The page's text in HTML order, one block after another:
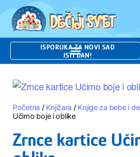
ISPORUKA ZA NOVI SAD
ISTI DAN!
Početna / Knjižara / Knjige za bebe i
Učimo boje i oblike
Zrnce kartice